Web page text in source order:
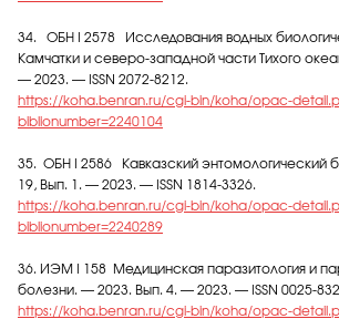
34. ОБН I 2578 Исследования водных
Камчатки и северо-западной части Тихого
— 2023. — ISSN 2072-8212.
https://koha.benran.ru/cgi-bin/koha/opac-
biblionumber=2240104
35. ОБН I 2586 Кавказский энтомологический
19, Вып. 1. — 2023. — ISSN 1814-3326.
https://koha.benran.ru/cgi-bin/koha/opac-
biblionumber=2240289
36. ИЭМ I 158 Медицинская паразитология и
болезни. — 2023. Вып. 4. — 2023. — ISSN 0025-
https://koha.benran.ru/cgi-bin/koha/opac-